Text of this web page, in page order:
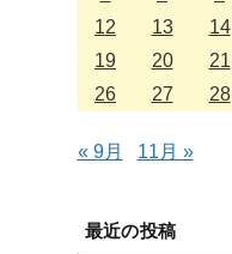
12
13 14
19
20 21
26
27 28
« 9月 11月 »
最近の投稿